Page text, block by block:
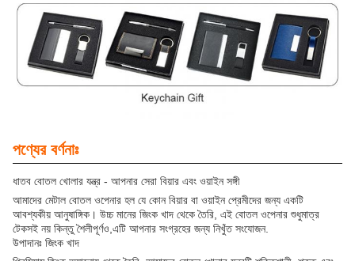
পণ্যের বর্ণনাঃ
ধাতব বোতল খোলার যন্ত্র - আপনার সেরা বিয়ার এবং ওয়াইন সঙ্গী
আমাদের মেটাল বোতল ওপেনার হল যে কোন বিয়ার বা ওয়াইন প্রেমীদের জন্য একটি
আবশ্যকীয় আনুষাঙ্গিক। উচ্চ মানের জিংক খাদ থেকে তৈরি, এই বোতল ওপেনার শুধুমাত্র
টেকসই নয় কিন্তু শৈলীপূর্ণও,এটি আপনার সংগ্রহের জন্য নিখুঁত সংযোজন.
উপাদানঃ জিংক খাদ